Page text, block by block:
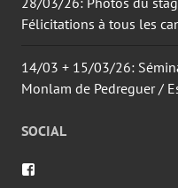
Félicitations à tous les
14/03 + 15/03/26:
Monlam de Pedreguer /
SOCIAL